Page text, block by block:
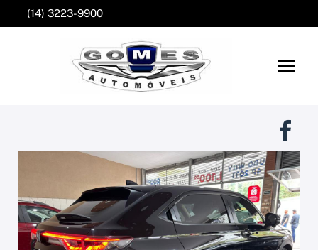
(14) 3223-9900